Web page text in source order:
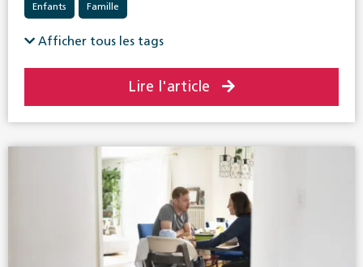
Enfants Famille
Afficher tous les tags
Lire l'article